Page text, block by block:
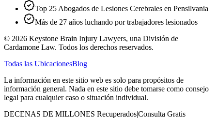
Top 25 Abogados de Lesiones Cerebrales en Pensilvania
Más de 27 años luchando por trabajadores lesionados
© 2026 Keystone Brain Injury Lawyers, una División de
Cardamone Law. Todos los derechos reservados.
Todas las UbicacionesBlog
La información en este sitio web es solo para propósitos de
información general. Nada en este sitio debe tomarse como consejo
legal para cualquier caso o situación individual.
DECENAS DE MILLONES Recuperados|Consulta Gratis